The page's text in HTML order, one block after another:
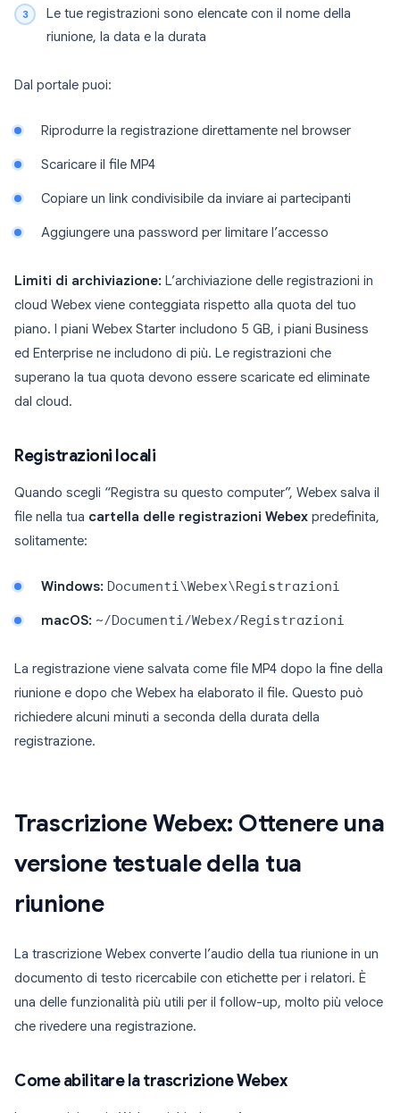
Le tue registrazioni sono elencate con il nome della
riunione, la data e la durata
Dal portale puoi:
Riprodurre la registrazione direttamente nel browser
Scaricare il file MP4
Copiare un link condivisibile da inviare ai partecipanti
Aggiungere una password per limitare l’accesso
Limiti di archiviazione: L’archiviazione delle registrazioni in
cloud Webex viene conteggiata rispetto alla quota del tuo
piano. I piani Webex Starter includono 5 GB, i piani Business
ed Enterprise ne includono di più. Le registrazioni che
superano la tua quota devono essere scaricate ed eliminate
dal cloud.
Registrazioni locali
Quando scegli “Registra su questo computer”, Webex salva il
file nella tua cartella delle registrazioni Webex predefinita,
solitamente:
Windows: Documenti\Webex\Registrazioni
macOS: ~/Documenti/Webex/Registrazioni
La registrazione viene salvata come file MP4 dopo la fine della
riunione e dopo che Webex ha elaborato il file. Questo può
richiedere alcuni minuti a seconda della durata della
registrazione.
Trascrizione Webex: Ottenere una
versione testuale della tua
riunione
La trascrizione Webex converte l’audio della tua riunione in un
documento di testo ricercabile con etichette per i relatori. È
una delle funzionalità più utili per il follow-up, molto più veloce
che rivedere una registrazione.
Come abilitare la trascrizione Webex